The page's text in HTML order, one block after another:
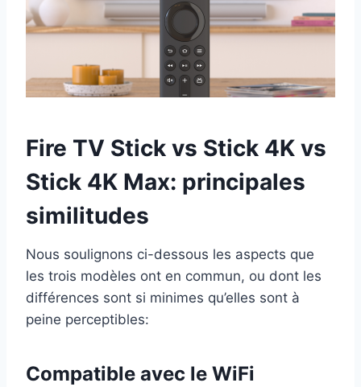
Fire TV Stick vs Stick 4K vs
Stick 4K Max: principales
similitudes
Nous soulignons ci-dessous les aspects que
les trois modèles ont en commun, ou dont les
différences sont si minimes qu’elles sont à
peine perceptibles:
Compatible avec le WiFi